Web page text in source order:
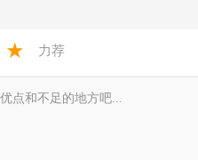
★ 力荐